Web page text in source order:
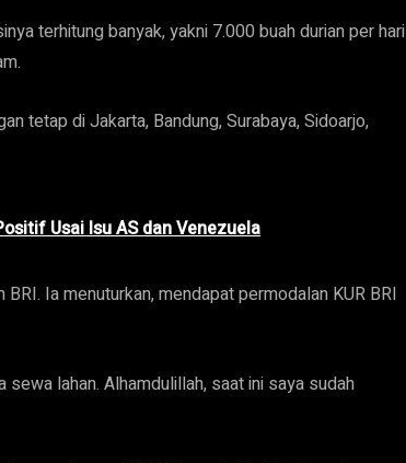
terhitung banyak, yakni 7.000 buah durian per hari
tetap di Jakarta, Bandung, Surabaya, Sidoarjo,
Usai Isu AS dan Venezuela
Ia menuturkan, mendapat permodalan KUR BRI
lahan. Alhamdulillah, saat ini saya sudah